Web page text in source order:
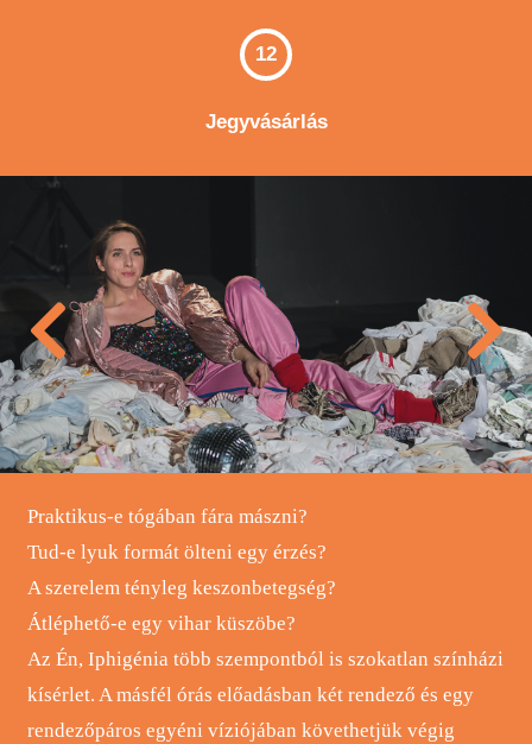
12
Jegyvásárlás
Praktikus-e tógában fára mászni?
Tud-e lyuk formát ölteni egy érzés?
A szerelem tényleg keszonbetegség?
Átléphető-e egy vihar küszöbe?
Az Én, Iphigénia több szempontból is szokatlan színházi
kísérlet. A másfél órás előadásban két rendező és egy
rendezőpáros egyéni víziójában követhetjük végig